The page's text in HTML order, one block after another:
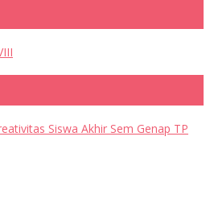
Siswa Akhir Sem Genap TP